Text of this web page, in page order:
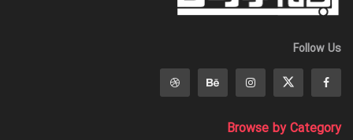
Follow Us
Browse by Category